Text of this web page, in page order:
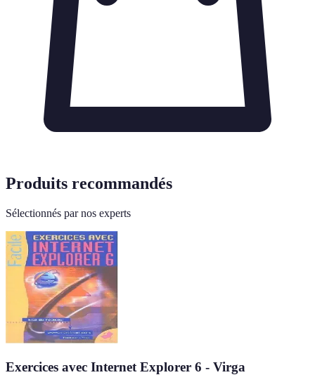
Produits recommandés
Sélectionnés par nos experts
Exercices avec Internet Explorer 6 - Virga